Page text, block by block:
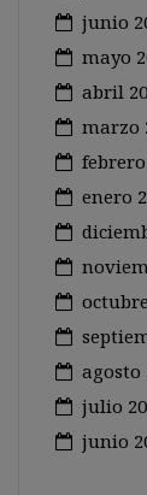
junio
mayo
abril
marzo
febrero
enero
agosto
julio
junio